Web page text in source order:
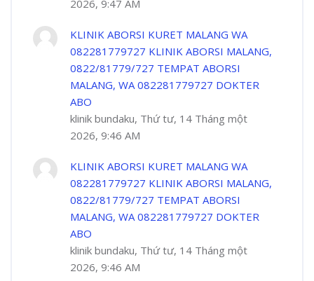
2026, 9:47 AM
KLINIK ABORSI KURET MALANG WA
082281779727 KLINIK ABORSI MALANG,
0822/81779/727 TEMPAT ABORSI
MALANG, WA 082281779727 DOKTER
ABO
klinik bundaku, Thứ tư, 14 Tháng một
2026, 9:46 AM
KLINIK ABORSI KURET MALANG WA
082281779727 KLINIK ABORSI MALANG,
0822/81779/727 TEMPAT ABORSI
MALANG, WA 082281779727 DOKTER
ABO
klinik bundaku, Thứ tư, 14 Tháng một
2026, 9:46 AM